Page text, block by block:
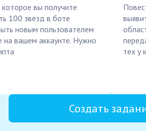
вы получите
100 звезд в боте
новым пользователем
на вашем аккаунте. Нужно
тех у
Создать